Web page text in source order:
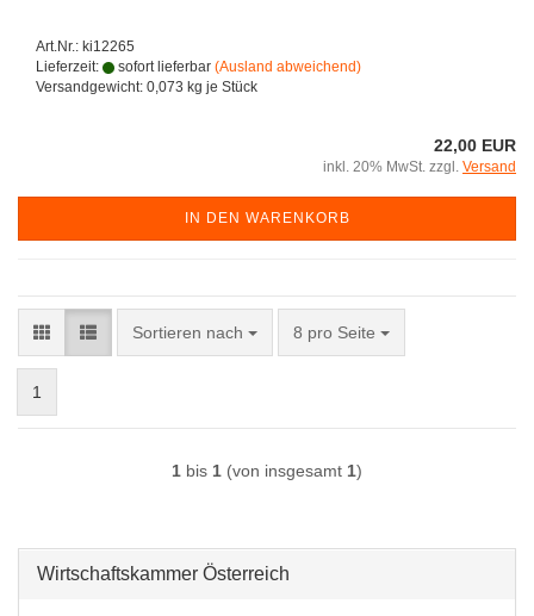
Art.Nr.: ki12265
Lieferzeit:
sofort lieferbar (Ausland abweichend)
Versandgewicht: 0,073 kg je Stück
22,00 EUR
inkl. 20% MwSt. zzgl. Versand
IN DEN WARENKORB
Sortieren nach
Sortieren nach 8 pro Seite
pro Seite
1
1 bis 1 (von insgesamt 1)
Wirtschaftskammer Österreich